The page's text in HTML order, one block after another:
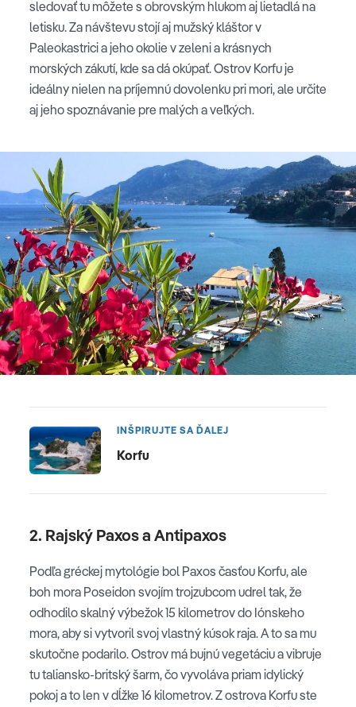
sledovať tu môžete s obrovským hlukom aj lietadlá na
letisku. Za návštevu stojí aj mužský kláštor v
Paleokastrici a jeho okolie v zeleni a krásnych
morských zákutí, kde sa dá okúpať. Ostrov Korfu je
ideálny nielen na príjemnú dovolenku pri mori, ale určite
aj jeho spoznávanie pre malých a veľkých.
INŠPIRUJTE SA ĎALEJ
Korfu
2. Rajský Paxos a Antipaxos
Podľa gréckej mytológie bol Paxos časťou Korfu, ale
boh mora Poseidon svojím trojzubcom udrel tak, že
odhodilo skalný výbežok 15 kilometrov do Iónskeho
mora, aby si vytvoril svoj vlastný kúsok raja. A to sa mu
skutočne podarilo. Ostrov má bujnú vegetáciu a vibruje
tu taliansko-britský šarm, čo vyvoláva priam idylický
pokoj a to len v dĺžke 16 kilometrov. Z ostrova Korfu ste